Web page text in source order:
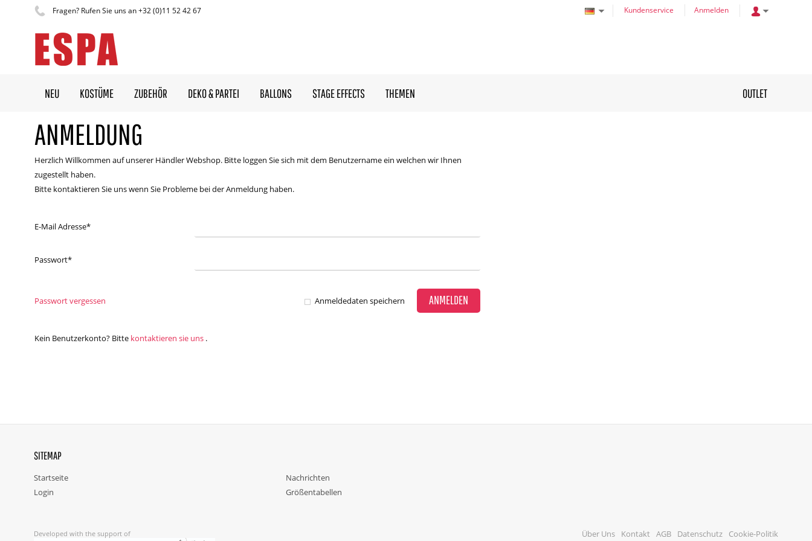
Fragen? Rufen Sie uns an +32 (0)11 52 42 67 Kundenservice Anmelden
NEU KOSTÜME ZUBEHÖR DEKO & PARTEI BALLONS STAGE EFFECTS THEMEN OUTLET
ANMELDUNG
Herzlich Willkommen auf unserer Händler Webshop. Bitte loggen Sie sich mit dem Benutzername ein welchen wir Ihnen
zugestellt haben.
Bitte kontaktieren Sie uns wenn Sie Probleme bei der Anmeldung haben.
E-Mail Adresse*
Passwort*
Passwort vergessen Anmeldedaten speichern ANMELDEN
Kein Benutzerkonto? Bitte kontaktieren sie uns .
SITEMAP
Startseite
Login
Nachrichten
Größentabellen
Developed with the support of Über Uns Kontakt AGB Datenschutz Cookie-Politik